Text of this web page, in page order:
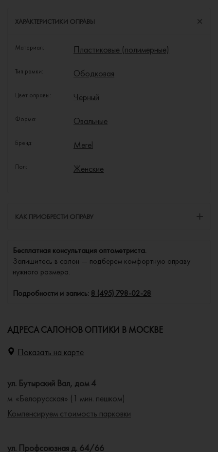
ХАРАКТЕРИСТИКИ ОПРАВЫ
Материал: Пластиковые (полимерные)
Тип рамки: Ободковая
Цвет оправы: Чёрный
Форма: Овальные
Бренд: Merel
Пол: Женские
КАК ПРИОБРЕСТИ ОПРАВУ
Бесплатная консультация оптометриста.
Запишитесь в салон — подберем комфортную оправу
нужного размера.
Подробности и запись: 8 (495) 798-02-28
АДРЕСА САЛОНОВ ОПТИКИ В МОСКВЕ
Показать на карте
ул. Бутырский Вал, дом 4
м. «Белорусская» (1 мин. пешком)
Компенсируем стоимость парковки
ул. Профсоюзная д. 64/66